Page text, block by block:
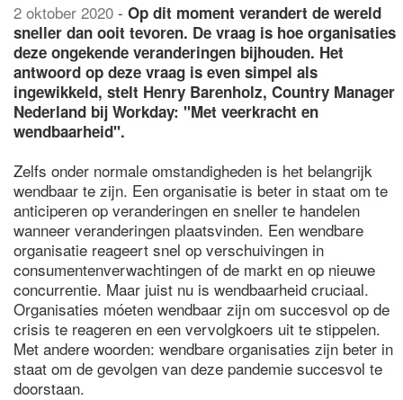
2 oktober 2020 - Op dit moment verandert de wereld
sneller dan ooit tevoren. De vraag is hoe organisaties
deze ongekende veranderingen bijhouden. Het
antwoord op deze vraag is even simpel als
ingewikkeld, stelt Henry Barenholz, Country Manager
Nederland bij Workday: "Met veerkracht en
wendbaarheid".
Zelfs onder normale omstandigheden is het belangrijk
wendbaar te zijn. Een organisatie is beter in staat om te
anticiperen op veranderingen en sneller te handelen
wanneer veranderingen plaatsvinden. Een wendbare
organisatie reageert snel op verschuivingen in
consumentenverwachtingen of de markt en op nieuwe
concurrentie. Maar juist nu is wendbaarheid cruciaal.
Organisaties móeten wendbaar zijn om succesvol op de
crisis te reageren en een vervolgkoers uit te stippelen.
Met andere woorden: wendbare organisaties zijn beter in
staat om de gevolgen van deze pandemie succesvol te
doorstaan.